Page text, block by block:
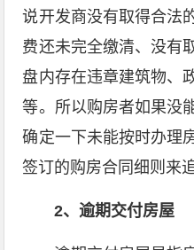
说开发商没有取得合法
费还未完全缴清、没有
盘内存在违章建筑物、
等。所以购房者如果没
确定一下未能按时办理
签订的购房合同细则来
2、逾期交付房屋